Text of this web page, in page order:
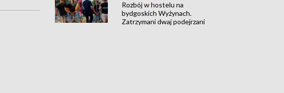
Rozbój w hostelu na
bydgoskich Wyżynach.
Zatrzymani dwaj podejrzani